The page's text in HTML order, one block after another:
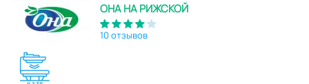
ОНА НА РИЖСКОЙ
10 отзывов